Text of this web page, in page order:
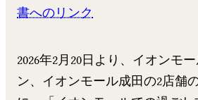
書へのリンク
2026年2月20日より、イオンモ
ン、イオンモール成田の2店舗